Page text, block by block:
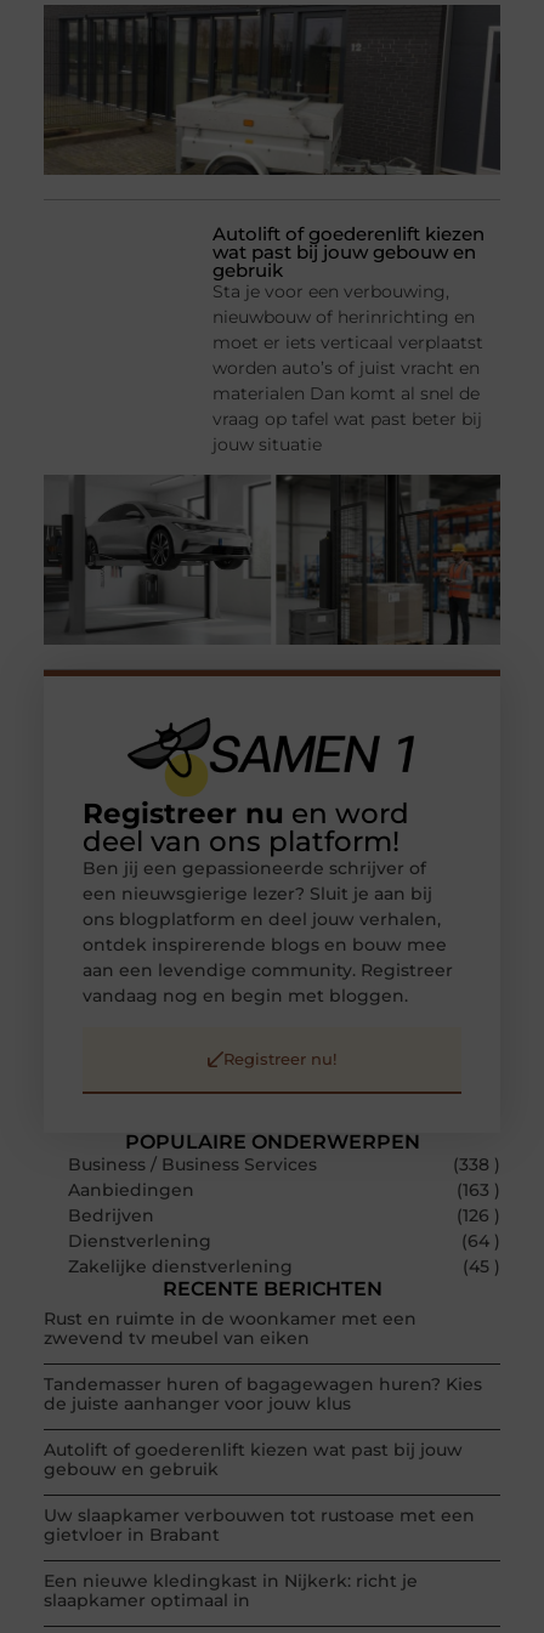
Autolift of goederenlift kiezen
wat past bij jouw gebouw en
gebruik
Sta je voor een verbouwing,
nieuwbouw of herinrichting en
moet er iets verticaal verplaatst
worden auto’s of juist vracht en
materialen Dan komt al snel de
vraag op tafel wat past beter bij
jouw situatie
POPULAIRE ONDERWERPEN
Business / Business Services
(338 )
Aanbiedingen
(163 )
Bedrijven
(126 )
Dienstverlening
(64 )
Zakelijke dienstverlening
(45 )
RECENTE BERICHTEN
Rust en ruimte in de woonkamer met een
zwevend tv meubel van eiken
Tandemasser huren of bagagewagen huren? Kies
de juiste aanhanger voor jouw klus
Autolift of goederenlift kiezen wat past bij jouw
gebouw en gebruik
Uw slaapkamer verbouwen tot rustoase met een
gietvloer in Brabant
Een nieuwe kledingkast in Nijkerk: richt je
slaapkamer optimaal in
Registreer nu en word
deel van ons platform!
Ben jij een gepassioneerde schrijver of
een nieuwsgierige lezer? Sluit je aan bij
ons blogplatform en deel jouw verhalen,
ontdek inspirerende blogs en bouw mee
aan een levendige community. Registreer
vandaag nog en begin met bloggen.
Registreer nu!